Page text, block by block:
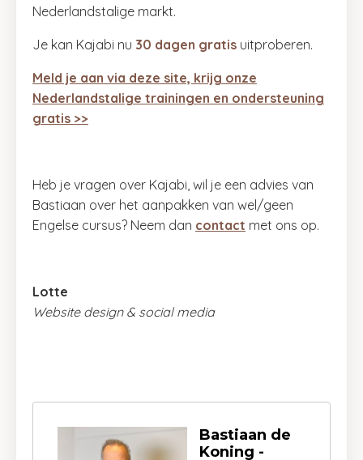
Nederlandstalige markt.
Je kan Kajabi nu 30 dagen gratis uitproberen.
Meld je aan via deze site, krijg onze
Nederlandstalige trainingen en ondersteuning
gratis >>
Heb je vragen over Kajabi, wil je een advies van
Bastiaan over het aanpakken van wel/geen
Engelse cursus? Neem dan contact met ons op.
Lotte
Website design & social media
Bastiaan de
Koning -